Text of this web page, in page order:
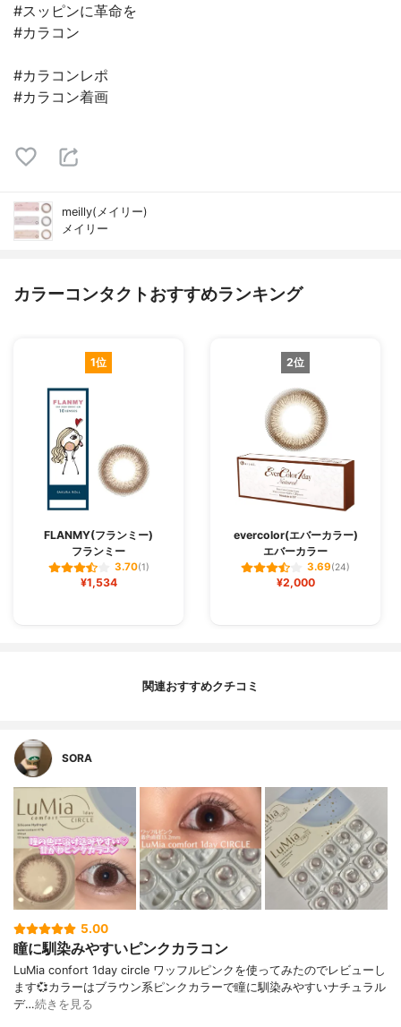
#スッピンに革命を
#カラコン
#カラコンレポ
#カラコン着画
meilly(メイリー)
メイリー
カラーコンタクトおすすめランキング
1位
FLANMY(フランミー)
フランミー
3.70(1)
¥1,534
2位
evercolor(エバーカラー)
エバーカラー
3.69(24)
¥2,000
関連おすすめクチコミ
SORA
5.00
瞳に馴染みやすいピンクカラコン
LuMia confort 1day circle ワッフルピンクを使ってみたのでレビューし
ます💞⁡カラーはブラウン系ピンクカラーで瞳に馴染みやすいナチュラル
デ…続きを見る